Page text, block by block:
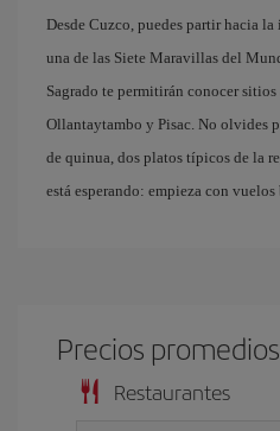
Desde Cuzco, puedes partir hacia
una de las Siete Maravillas del
Sagrado te permitirán conocer
Ollantaytambo y Pisac. No olvides
de quinua, dos platos típicos de la
está esperando: empieza con vuelos
Precios
Restaurantes